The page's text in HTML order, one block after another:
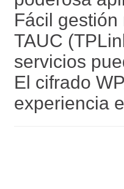
Fácil
TAUC
servicios
El cifrado
experiencia